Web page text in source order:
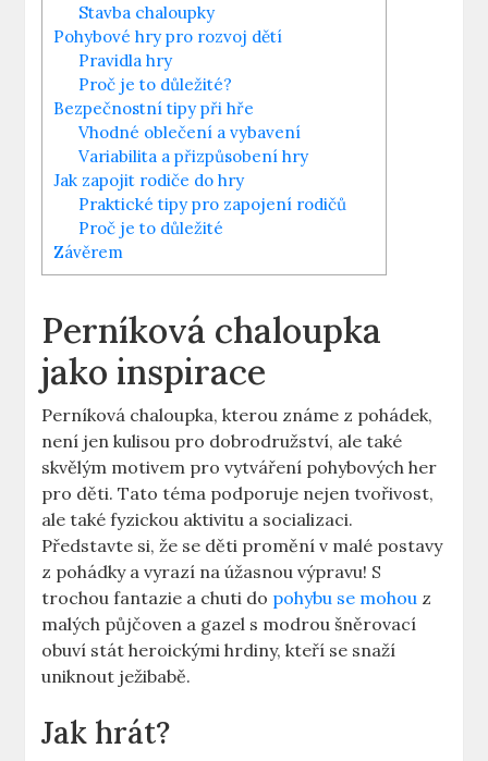
Stavba chaloupky
Pohybové hry pro rozvoj dětí
Pravidla hry
Proč je to důležité?
Bezpečnostní tipy při hře
Vhodné oblečení a vybavení
Variabilita a přizpůsobení hry
Jak zapojit rodiče do hry
Praktické tipy pro zapojení rodičů
Proč je to důležité
Závěrem
Perníková chaloupka
jako inspirace
Perníková chaloupka, kterou známe z pohádek,
není jen kulisou pro dobrodružství, ale také
skvělým motivem pro vytváření pohybových her
pro děti. Tato téma podporuje nejen tvořivost,
ale také fyzickou aktivitu a socializaci.
Představte si, že se děti promění v malé postavy
z pohádky a vyrazí na úžasnou výpravu! S
trochou fantazie a chuti do pohybu se mohou z
malých půjčoven a gazel s modrou šněrovací
obuví stát heroickými hrdiny, kteří se snaží
uniknout ježibabě.
Jak hrát?